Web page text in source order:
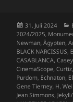
Veröffentlicht
am
31. Juli 2024
2024/2025,
Newman,Ägypten,
BLACK NARCISSUS,
CASABLANCA,
CinemaScope,Curtiz,
Purdom, Echnaton,
Gene Tierney, H.
Jean Simmons,